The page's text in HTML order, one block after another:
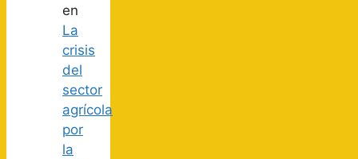
en
La
crisis
del
sector
agrícola
por
la